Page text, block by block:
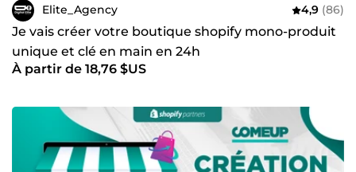
Elite_Agency 4,9 (86)
Je vais créer votre boutique shopify mono-produit
unique et clé en main en 24h
À partir de 18,76 $US